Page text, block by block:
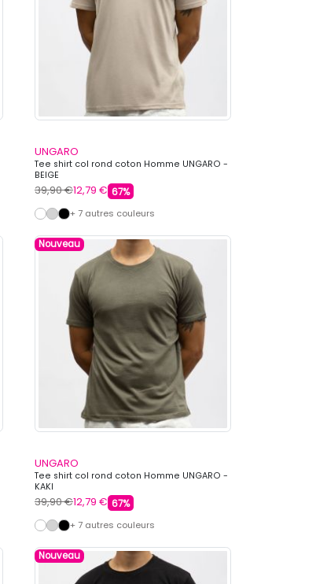
UNGARO
Tee shirt col rond coton Homme UNGARO -
BEIGE
39,90 €12,79 € 67%
+ 7 autres couleurs
Nouveau
UNGARO
Tee shirt col rond coton Homme UNGARO -
KAKI
39,90 €12,79 € 67%
+ 7 autres couleurs
Nouveau